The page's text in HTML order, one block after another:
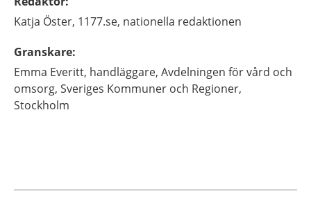
Katja Öster, 1177.se, nationella redaktionen
Granskare:
Emma Everitt, handläggare, Avdelningen för vård och
omsorg, Sveriges Kommuner och Regioner,
Stockholm